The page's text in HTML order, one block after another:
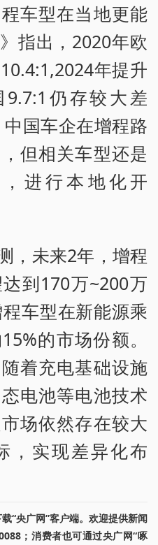
车型在当地更能
指出，2020年欧
年提升
仍存较大差
国车企在增程路
但相关车型还是
进行本地化开
未来2年，增程
到170万~200万
车型在新能源乘
的市场份额。
着充电基础设施
电池等电池技术
场依然存在较大
，实现差异化布
“央广网”客户端。欢迎提供新闻
；消费者也可通过央广网“啄